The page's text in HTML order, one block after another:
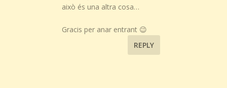
això és una altra cosa…
Gracis per anar entrant 😉
REPLY